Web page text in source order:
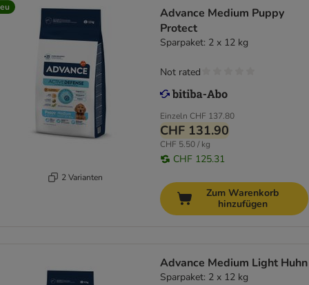
2 Varianten
Advance Medium Puppy
Protect
Sparpaket: 2 x 12 kg
Einzeln CHF 137.80
CHF 131.90
CHF 5.50 / kg
CHF 125.31
Not rated
Zum Warenkorb
hinzufügen
Advance Medium Light Huhn
Sparpaket: 2 x 12 kg